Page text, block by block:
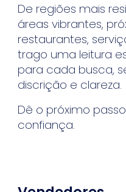
De regiões mais
áreas vibrantes,
restaurantes,
trago uma leitura
para cada busca,
discrição e clareza.
Dê o próximo
confiança.